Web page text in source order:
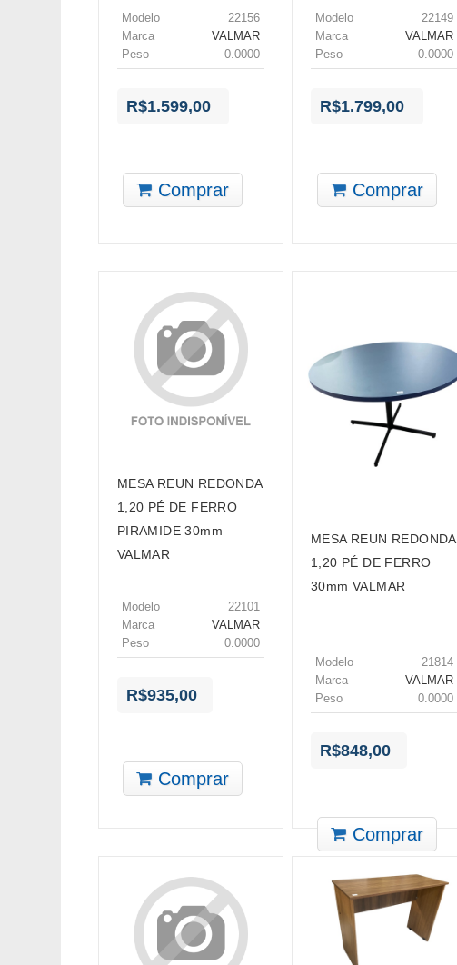
Modelo
22156
Marca
VALMAR
Peso
0.0000
R$1.599,00
Comprar
Modelo
22149
Marca
VALMAR
Peso
0.0000
R$1.799,00
Comprar
MESA REUN REDONDA
1,20 PÉ DE FERRO
PIRAMIDE 30mm
VALMAR
Modelo
22101
Marca
VALMAR
Peso
0.0000
R$935,00
Comprar
MESA REUN REDONDA
1,20 PÉ DE FERRO
30mm VALMAR
Modelo
21814
Marca
VALMAR
Peso
0.0000
R$848,00
Comprar